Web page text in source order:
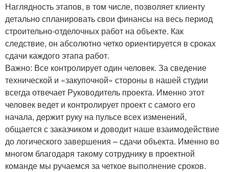
Наглядность этапов, в том числе, позволяет клиенту
детально спланировать свои финансы на весь период
строительно-отделочных работ на объекте. Как
следствие, он абсолютно четко ориентируется в сроках
сдачи каждого этапа работ.
Важно: Все контролирует один человек. За сведение
технической и «закупочной» стороны в нашей студии
всегда отвечает Руководитель проекта. Именно этот
человек ведет и контролирует проект с самого его
начала, держит руку на пульсе всех изменений,
общается с заказчиком и доводит наше взаимодействие
до логического завершения – сдачи объекта. Именно во
многом благодаря такому сотруднику в проектной
команде мы ручаемся за четкое выполнение сроков.